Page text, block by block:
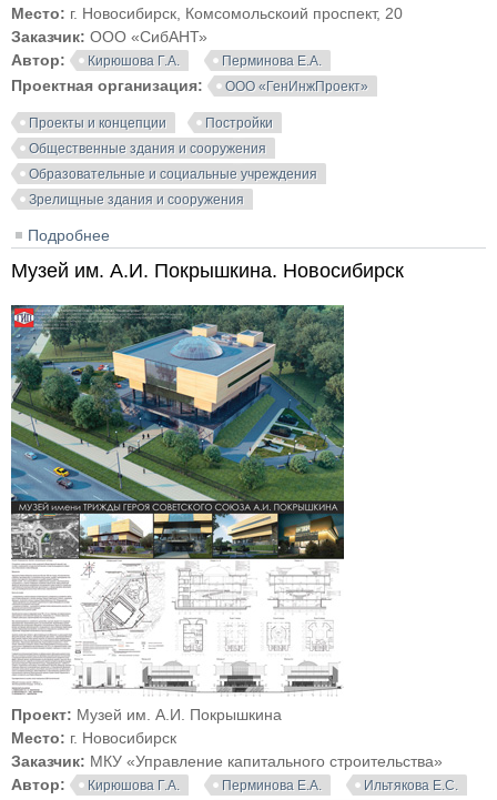
Место: г. Новосибирск, Комсомольскоий проспект, 20
Заказчик: ООО «СибАНТ»
Автор:
Кирюшова Г.А. Перминова Е.А.
Проектная организация: ООО «ГенИнжПроект»
Проекты и концепции
Постройки
Общественные здания и сооружения
Образовательные и социальные учреждения
Зрелищные здания и сооружения
Подробнее
Музей им. А.И. Покрышкина. Новосибирск
Проект: Музей им. А.И. Покрышкина
Место: г. Новосибирск
Заказчик: МКУ «Управление капитального строительства»
Автор:
Кирюшова Г.А. Перминова Е.А. Ильтякова Е.С.